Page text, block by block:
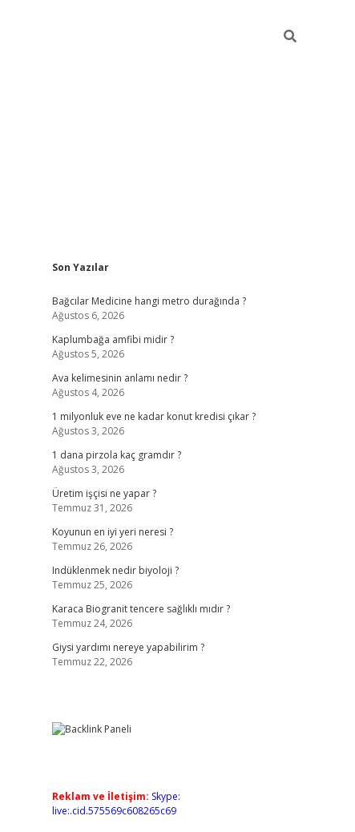
Sidebar
Son Yazılar
Bağcılar Medicine hangi metro durağında ?
Ağustos 6, 2026
Kaplumbağa amfibi midir ?
Ağustos 5, 2026
Ava kelimesinin anlamı nedir ?
Ağustos 4, 2026
1 milyonluk eve ne kadar konut kredisi çıkar ?
Ağustos 3, 2026
1 dana pirzola kaç gramdır ?
Ağustos 3, 2026
Üretim işçisi ne yapar ?
Temmuz 31, 2026
Koyunun en iyi yeri neresi ?
Temmuz 26, 2026
Indüklenmek nedir biyoloji ?
Temmuz 25, 2026
Karaca Biogranit tencere sağlıklı mıdır ?
Temmuz 24, 2026
Giysi yardımı nereye yapabilirim ?
Temmuz 22, 2026
Reklam ve İletişim: Skype:
live:.cid.575569c608265c69